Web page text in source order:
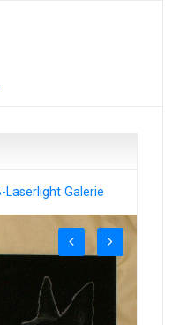
Laserlight Galerie